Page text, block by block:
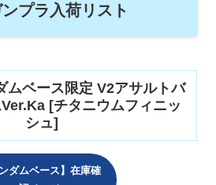
プラ入荷リスト
ムベース限定 V2アサルトバ
[チタニウムフィニッ
シュ]
ンダムベース】在庫確